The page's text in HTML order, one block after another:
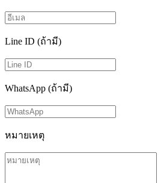
Line ID (ถ้ามี)
WhatsApp (ถ้ามี)
หมายเหตุ